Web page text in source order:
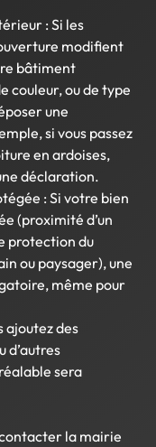
: Si les
modifient
bâtiment
couleur, ou de type
une
si vous passez
en ardoises,
déclaration.
: Si votre bien
(proximité d’un
protection du
ou paysager), une
même pour
ajoutez des
d’autres
sera
contacter la mairie